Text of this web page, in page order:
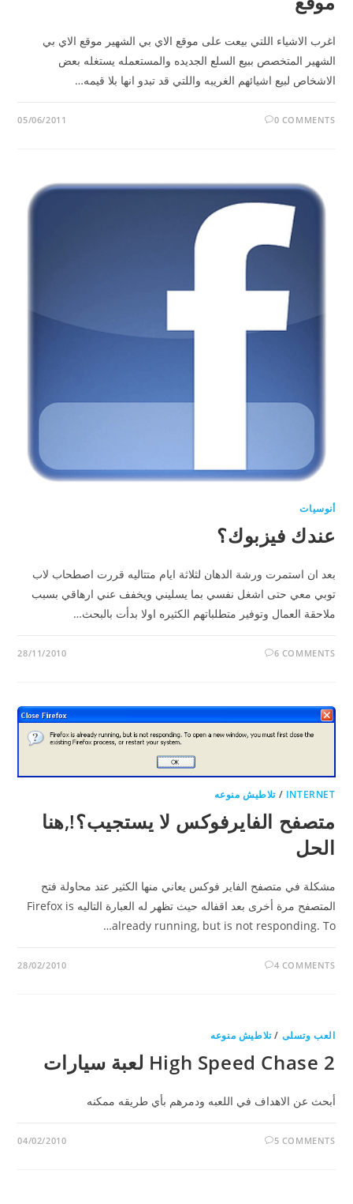
اغرب الاشياء اللتي بيعت على موقع الاي بي الشهير موقع الاي بي
الشهير المتخصص ببيع السلع الجديده والمستعمله يستغله بعض
الاشخاص لبيع اشيائهم الغريبه واللتي قد تبدو انها بلا قيمه…
0 COMMENTS
05/06/2011
أنوسيات
عندك فيزبوك؟
بعد ان استمرت ورشة الدهان لثلاثة ايام متتاليه قررت اصطحاب لاب
توبي معي حتى اشغل نفسي بما يسليني ويخفف عني ارهاقي بسبب
ملاحقة العمال وتوفير متطلباتهم الكثيره اولا بدأت بالبحث…
6 COMMENTS
28/11/2010
INTERNET
/تلاطيش منوعه
متصفح الفايرفوكس لا يستجيب؟!,هنا
الحل
مشكلة في متصفح الفاير فوكس يعاني منها الكثير عند محاولة فتح
المتصفح مرة أخرى بعد اقفاله حيث تظهر له العبارة التاليه Firefox is
already running, but is not responding. To…
4 COMMENTS
28/02/2010
العب وتسلى /تلاطيش منوعه
High Speed Chase 2 لعبة سيارات
أبحث عن الاهداف في اللعبه ودمرهم بأي طريقه ممكنه
5 COMMENTS
04/02/2010